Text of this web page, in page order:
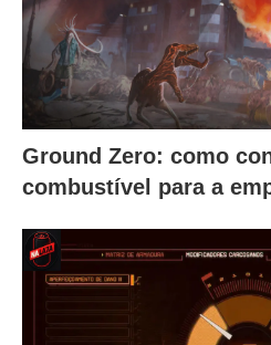
Ground Zero: como
combustível para a